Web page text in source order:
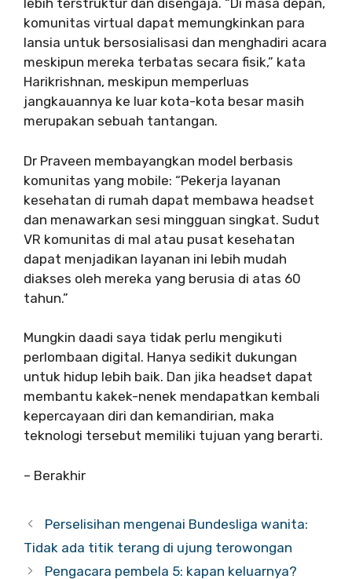
lebih terstruktur dan disengaja. “Di masa depan,
komunitas virtual dapat memungkinkan para
lansia untuk bersosialisasi dan menghadiri acara
meskipun mereka terbatas secara fisik,” kata
Harikrishnan, meskipun memperluas
jangkauannya ke luar kota-kota besar masih
merupakan sebuah tantangan.
Dr Praveen membayangkan model berbasis
komunitas yang mobile: “Pekerja layanan
kesehatan di rumah dapat membawa headset
dan menawarkan sesi mingguan singkat. Sudut
VR komunitas di mal atau pusat kesehatan
dapat menjadikan layanan ini lebih mudah
diakses oleh mereka yang berusia di atas 60
tahun.”
Mungkin daadi saya tidak perlu mengikuti
perlombaan digital. Hanya sedikit dukungan
untuk hidup lebih baik. Dan jika headset dapat
membantu kakek-nenek mendapatkan kembali
kepercayaan diri dan kemandirian, maka
teknologi tersebut memiliki tujuan yang berarti.
– Berakhir
Perselisihan mengenai Bundesliga wanita:
Tidak ada titik terang di ujung terowongan
Pengacara pembela 5: kapan keluarnya?